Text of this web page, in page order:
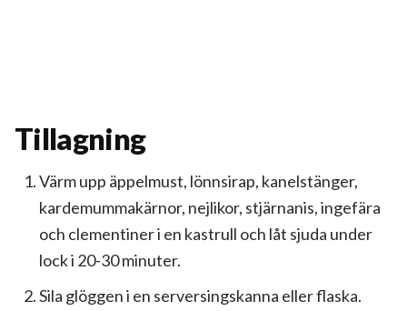
Tillagning
Värm upp äppelmust, lönnsirap, kanelstänger,
kardemummakärnor, nejlikor, stjärnanis, ingefära
och clementiner i en kastrull och låt sjuda under
lock i 20-30 minuter.
Sila glöggen i en serversingskanna eller flaska.